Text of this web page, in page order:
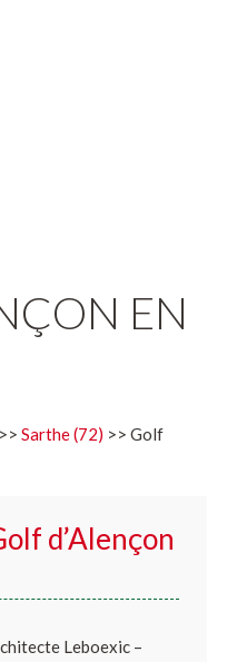
EN
Sarthe (72) >> Golf
d’Alençon
Leboexic –